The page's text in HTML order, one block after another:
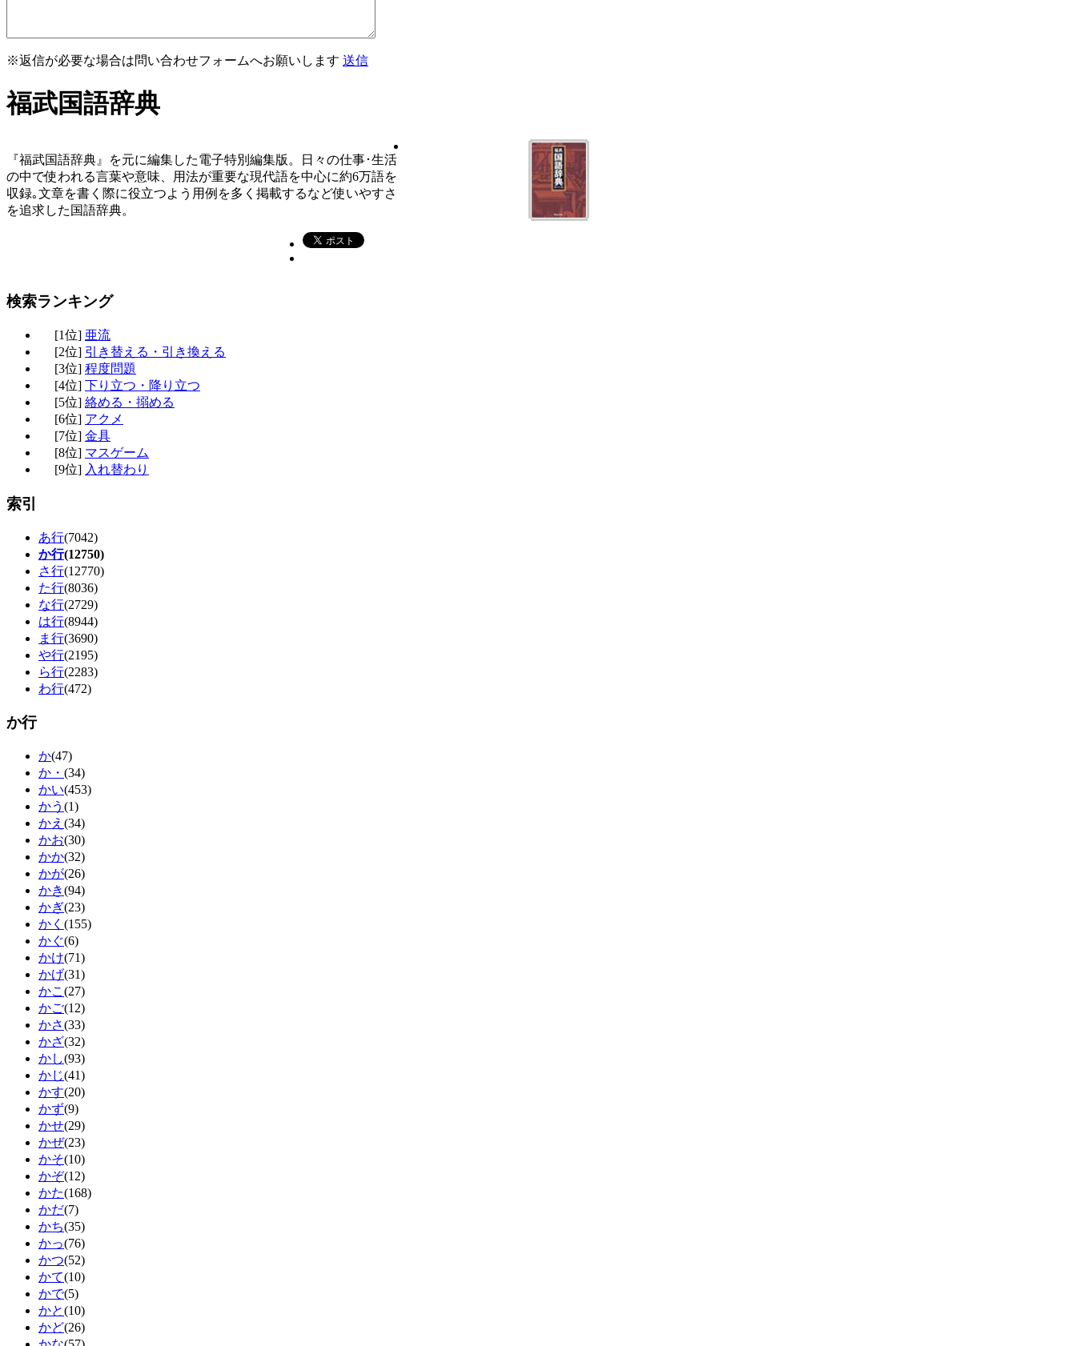
※返信が必要な場合は問い合わせフォームへお願いします 送信
福武国語辞典
『福武国語辞典』を元に編集した電子特別編集版。日々の仕事･生活
の中で使われる言葉や意味、用法が重要な現代語を中心に約6万語を
収録｡文章を書く際に役立つよう用例を多く掲載するなど使いやすさ
を追求した国語辞典。
検索ランキング
[1位] 亜流
[2位] 引き替える・引き換える
[3位] 程度問題
[4位] 下り立つ・降り立つ
[5位] 絡める・搦める
[6位] アクメ
[7位] 金具
[8位] マスゲーム
[9位] 入れ替わり
索引
あ行(7042)
か行(12750)
さ行(12770)
た行(8036)
な行(2729)
は行(8944)
ま行(3690)
や行(2195)
ら行(2283)
わ行(472)
か行
か(47)
か・ (34)
かい(453)
かう (1)
かえ (34)
かお(30)
かか(32)
かが(26)
かき(94)
かぎ(23)
かく (155)
かぐ(6)
かけ(71)
かげ(31)
かこ (27)
かご(12)
かさ(33)
かざ(32)
かし(93)
かじ(41)
かす(20)
かず(9)
かせ(29)
かぜ(23)
かそ(10)
かぞ(12)
かた(168)
かだ(7)
かち(35)
かっ(76)
かつ(52)
かて(10)
かで(5)
かと(10)
かど(26)